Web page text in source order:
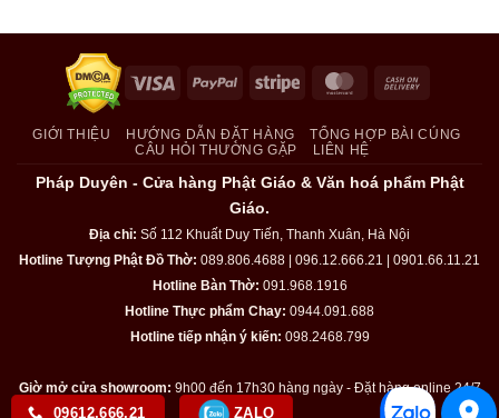
09612.666.21 ZALO
Visa PayPal Stripe MasterCard
Delivery
GIỚI THIỆU HƯỚNG DẪN ĐẶT HÀNG
TỔNG HỢP BÀI CÚNG
CÂU HỎI THƯỜNG GẶP
LIÊN HỆ
Pháp Duyên - Cửa hàng Phật Giáo & Văn hoá phẩm Phật
Giáo.
Địa chỉ: Số 112 Khuất Duy Tiến, Thanh Xuân, Hà Nội
Hotline Tượng Phật Đồ Thờ: 089.806.4688 | 096.12.666.21 | 0901.66.11.21
Hotline Bàn Thờ: 091.968.1916
Hotline Thực phẩm Chay: 0944.091.688
Hotline tiếp nhận ý kiến: 098.2468.799
Giờ mở cửa showroom: 9h00 đến 17h30 hàng ngày - Đặt hàng online 24/7